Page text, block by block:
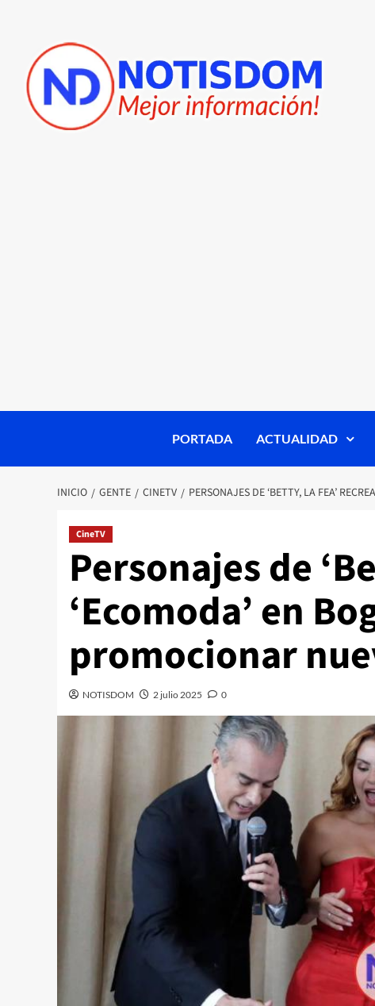
PORTADA ACTUALIDAD
INICIO GENTE CINETV PERSONAJES DE ‘BETTY, LA FEA’
CineTV
Personajes de
‘Ecomoda’ en
promocionar
NOTISDOM 2 julio 2025 0